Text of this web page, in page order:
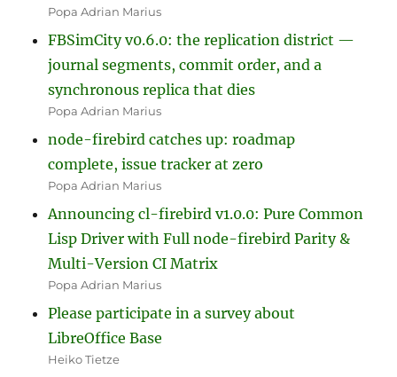
Popa Adrian Marius
FBSimCity v0.6.0: the replication district —
journal segments, commit order, and a
synchronous replica that dies
Popa Adrian Marius
node-firebird catches up: roadmap
complete, issue tracker at zero
Popa Adrian Marius
Announcing cl-firebird v1.0.0: Pure Common
Lisp Driver with Full node-firebird Parity &
Multi-Version CI Matrix
Popa Adrian Marius
Please participate in a survey about
LibreOffice Base
Heiko Tietze